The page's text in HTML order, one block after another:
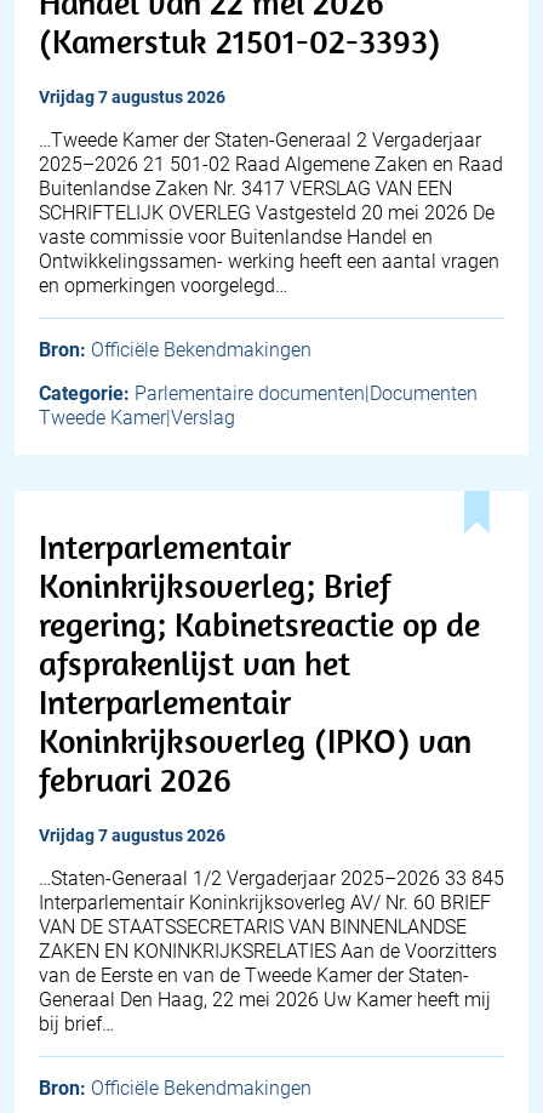
(Kamerstuk 21501-02-3393)
vrijdag 7 augustus 2026
…Tweede Kamer der Staten-Generaal 2 Vergaderjaar
2025–2026 21 501-02 Raad Algemene Zaken en Raad
Buitenlandse Zaken Nr. 3417 VERSLAG VAN EEN
SCHRIFTELIJK OVERLEG Vastgesteld 20 mei 2026 De
vaste commissie voor Buitenlandse Handel en
Ontwikkelingssamen- werking heeft een aantal vragen
en opmerkingen voorgelegd…
Bron: Officiële Bekendmakingen
Categorie: Parlementaire documenten|Documenten
Tweede Kamer|Verslag
Interparlementair
Koninkrijksoverleg; Brief
regering; Kabinetsreactie op de
afsprakenlijst van het
Interparlementair
Koninkrijksoverleg (IPKO) van
februari 2026
vrijdag 7 augustus 2026
…Staten-Generaal 1/2 Vergaderjaar 2025–2026 33 845
Interparlementair Koninkrijksoverleg AV/ Nr. 60 BRIEF
VAN DE STAATSSECRETARIS VAN BINNENLANDSE
ZAKEN EN KONINKRIJKSRELATIES Aan de Voorzitters
van de Eerste en van de Tweede Kamer der Staten-
Generaal Den Haag, 22 mei 2026 Uw Kamer heeft mij
bij brief…
Bron: Officiële Bekendmakingen